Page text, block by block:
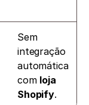
Sem
integração
automática
com loja
Shopify.